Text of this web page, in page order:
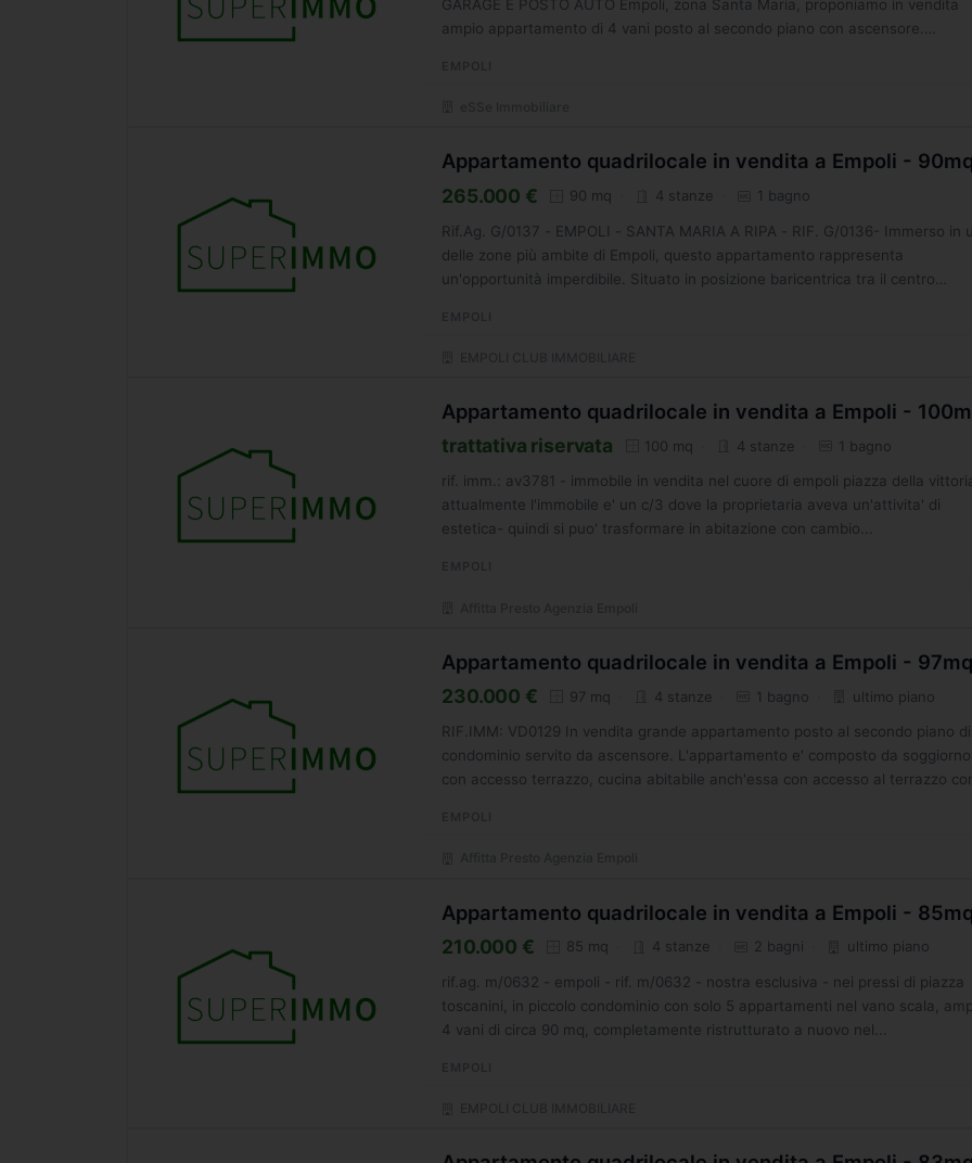
GARAGE E POSTO AUTO Empoli, zona Santa Maria, proponiamo in vendita
ampio appartamento di 4 vani posto al secondo piano con ascensore.
Appartamento quadrilocale in vendita a Empoli - 90mq
265.000 € 90 mq 4 stanze 1 bagno
Rif.Ag. G/0137 - EMPOLI - SANTA MARIA A RIPA - RIF. G/0136- Immerso in
delle zone più ambite di Empoli, questo appartamento rappresenta
un'opportunità imperdibile. Situato in posizione baricentrica tra il centro
Appartamento quadrilocale in vendita a Empoli -
trattativa riservata 100 mq 4 stanze 1 bagno
rif. imm.: av3781 - immobile in vendita nel cuore di empoli piazza della
attualmente l'immobile e' un c/3 dove la proprietaria aveva un'attivita' di
estetica- quindi si puo' trasformare in abitazione con cambio...
Appartamento quadrilocale in vendita a Empoli - 97mq
230.000 € 97 mq 4 stanze 1 bagno ultimo piano
RIF.IMM: VD0129 In vendita grande appartamento posto al secondo piano di
condominio servito da ascensore. L'appartamento e' composto da soggiorno
con accesso terrazzo, cucina abitabile anch'essa con accesso al terrazzo
Appartamento quadrilocale in vendita a Empoli - 85mq
210.000 € 85 mq 4 stanze 2 bagni ultimo piano
rif.ag. m/0632 - empoli - rif. m/0632 - nostra esclusiva - nei pressi di piazza
toscanini, in piccolo condominio con solo 5 appartamenti nel vano scala,
4 vani di circa 90 mq, completamente ristrutturato a nuovo nel...